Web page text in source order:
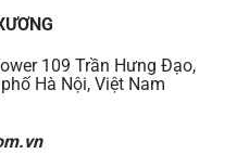
109 Trần Hưng Đạo,
Hà Nội, Việt Nam